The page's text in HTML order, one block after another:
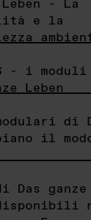
- La
e la
- i moduli
Leben
di
il
ganze